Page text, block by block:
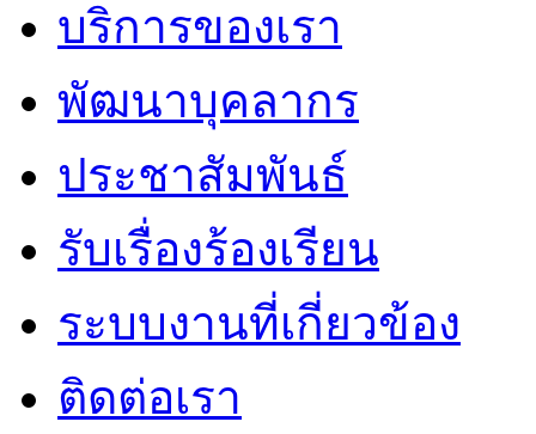
บริการของเรา
พัฒนาบุคลากร
ประชาสัมพันธ์
รับเรื่องร้องเรียน
ระบบงานที่เกี่ยวข้อง
ติดต่อเรา